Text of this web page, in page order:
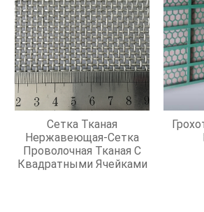
Сетка Тканая
Нержавеющая-Сетка
Проволочная Тканая С
Квадратными Ячейками